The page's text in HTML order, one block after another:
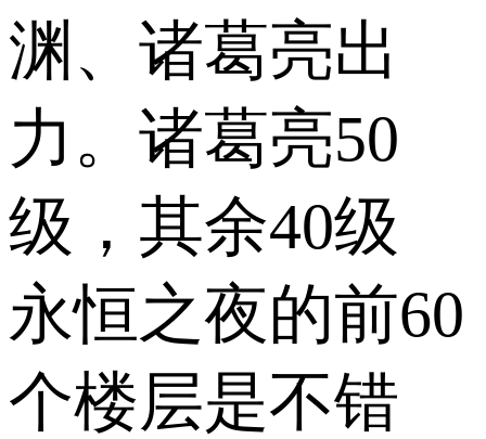
渊、诸葛亮出
力。诸葛亮50
级，其余40级
永恒之夜的前60
个楼层是不错